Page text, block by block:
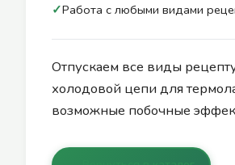
✓Работа с любыми видами
Отпускаем все виды
холодовой цепи для
возможные побочные